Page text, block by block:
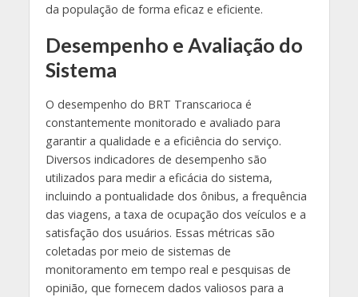
da população de forma eficaz e eficiente.
Desempenho e Avaliação do
Sistema
O desempenho do BRT Transcarioca é
constantemente monitorado e avaliado para
garantir a qualidade e a eficiência do serviço.
Diversos indicadores de desempenho são
utilizados para medir a eficácia do sistema,
incluindo a pontualidade dos ônibus, a frequência
das viagens, a taxa de ocupação dos veículos e a
satisfação dos usuários. Essas métricas são
coletadas por meio de sistemas de
monitoramento em tempo real e pesquisas de
opinião, que fornecem dados valiosos para a